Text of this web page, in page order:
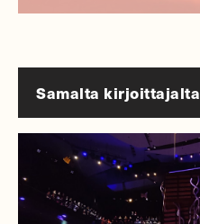
Samalta kirjoittajalta